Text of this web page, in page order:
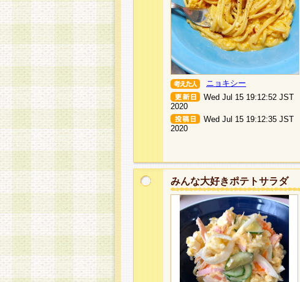
ニョキシー
Wed Jul 15 19:12:52 JST
2020
Wed Jul 15 19:12:35 JST
2020
みんな大好きポテトサラダ